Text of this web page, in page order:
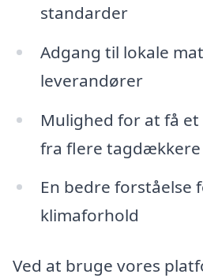
standarder
Adgang til lokale
leverandører
Mulighed for at få
fra flere tagdækkere
En bedre forståelse
klimaforhold
Ved at bruge vores